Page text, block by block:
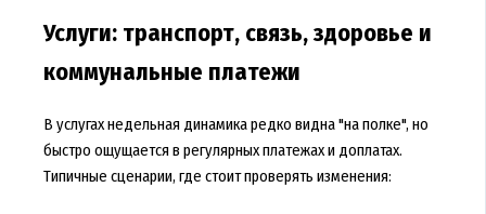
Услуги: транспорт, связь, здоровье и
коммунальные платежи
В услугах недельная динамика редко видна "на полке", но
быстро ощущается в регулярных платежах и доплатах.
Типичные сценарии, где стоит проверять изменения: